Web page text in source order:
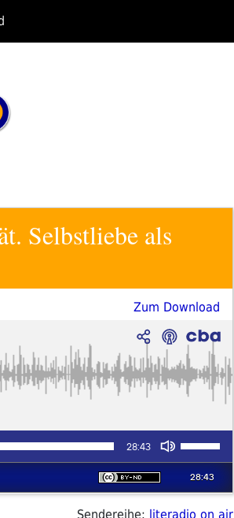
Selbstliebe als
Zum Download
Sendereihe: literadio on air